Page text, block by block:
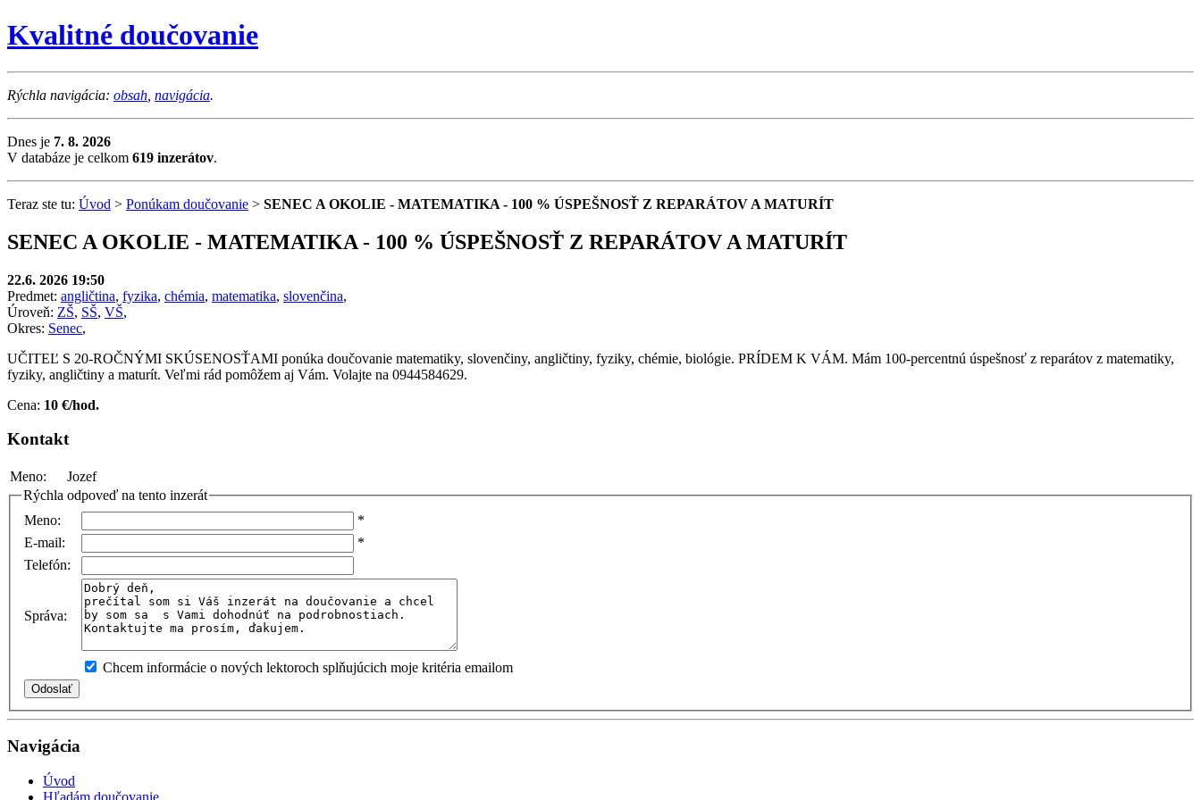
Kvalitné doučovanie
Rýchla navigácia: obsah navigácia.
Dnes je 7. 8. 2026
V databáze je celkom 619 inzerátov.
Teraz ste tu: Úvod > Ponúkam doučovanie > SENEC A OKOLIE - MATEMATIKA - 100 % ÚSPEŠNOSŤ Z REPARÁTOV A MATURÍT
SENEC A OKOLIE - MATEMATIKA - 100 % ÚSPEŠNOSŤ Z REPARÁTOV A MATURÍT
22.6. 2026 19:50
Predmet: angličtina, fyzika, chémia, matematika, slovenčina,
Úroveň: ZŠ, SŠ, VŠ,
Okres: Senec,
UČITEĽ S 20-ROČNÝMI SKÚSENOSŤAMI ponúka doučovanie matematiky, slovenčiny, angličtiny, fyziky, chémie, biológie. PRÍDEM K VÁM. Mám 100-percentnú úspešnosť z reparátov z matematiky,
fyziky, angličtiny a maturít. Veľmi rád pomôžem aj Vám. Volajte na 0944584629.
Cena: 10 €/hod.
Kontakt
Meno:
Jozef
Rýchla odpoveď na tento inzerát
Meno:
*
E-mail:
*
Telefón:
Správa:
Chcem informácie o nových lektoroch splňujúcich moje kritéria emailom
Navigácia
Úvod